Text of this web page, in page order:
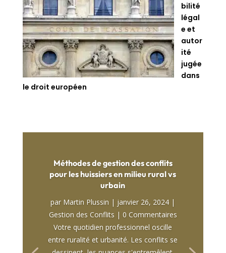
bilité
légal
e et
autor
ité
jugée
dans
le droit européen
Méthodes de gestion des conflits
pour les huissiers en milieu rural vs
urbain
par Martin Plussin | janvier 26, 2024 |
Gestion des Conflits | 0 Commentaires
Votre quotidien professionnel oscille
entre ruralité et urbanité. Les conflits se